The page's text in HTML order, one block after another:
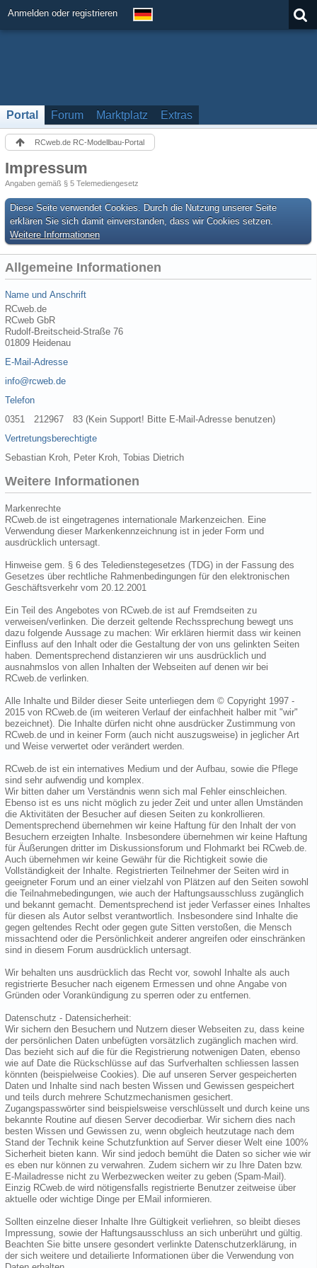
Anmelden oder registrieren
Portal Forum Marktplatz Extras
RCweb.de RC-Modellbau-Portal
Impressum
Angaben gemäß § 5 Telemediengesetz
Diese Seite verwendet Cookies. Durch die Nutzung unserer Seite
erklären Sie sich damit einverstanden, dass wir Cookies setzen.
Weitere Informationen
Allgemeine Informationen
Name und Anschrift
RCweb.de
RCweb GbR
Rudolf-Breitscheid-Straße 76
01809 Heidenau
E-Mail-Adresse
info@rcweb.de
Telefon
0351 212967 83 (Kein Support! Bitte E-Mail-Adresse benutzen)
Vertretungsberechtigte
Sebastian Kroh, Peter Kroh, Tobias Dietrich
Weitere Informationen
Markenrechte
RCweb.de ist eingetragenes internationale Markenzeichen. Eine
Verwendung dieser Markenkennzeichnung ist in jeder Form und
ausdrücklich untersagt.
Hinweise gem. § 6 des Teledienstegesetzes (TDG) in der Fassung des
Gesetzes über rechtliche Rahmenbedingungen für den elektronischen
Geschäftsverkehr vom 20.12.2001
Ein Teil des Angebotes von RCweb.de ist auf Fremdseiten zu
verweisen/verlinken. Die derzeit geltende Rechssprechung bewegt uns
dazu folgende Aussage zu machen: Wir erklären hiermit dass wir keinen
Einfluss auf den Inhalt oder die Gestaltung der von uns gelinkten Seiten
haben. Dementsprechend distanzieren wir uns ausdrücklich und
ausnahmslos von allen Inhalten der Webseiten auf denen wir bei
RCweb.de verlinken.
Alle Inhalte und Bilder dieser Seite unterliegen dem © Copyright 1997 -
2015 von RCweb.de (im weiteren Verlauf der einfachheit halber mit "wir"
bezeichnet). Die Inhalte dürfen nicht ohne ausdrücker Zustimmung von
RCweb.de und in keiner Form (auch nicht auszugsweise) in jeglicher Art
und Weise verwertet oder verändert werden.
RCweb.de ist ein internatives Medium und der Aufbau, sowie die Pflege
sind sehr aufwendig und komplex.
Wir bitten daher um Verständnis wenn sich mal Fehler einschleichen.
Ebenso ist es uns nicht möglich zu jeder Zeit und unter allen Umständen
die Aktivitäten der Besucher auf diesen Seiten zu konkrollieren.
Dementsprechend übernehmen wir keine Haftung für den Inhalt der von
Besuchern erzeigten Inhalte. Insbesondere übernehmen wir keine Haftung
für Äußerungen dritter im Diskussionsforum und Flohmarkt bei RCweb.de.
Auch übernehmen wir keine Gewähr für die Richtigkeit sowie die
Vollständigkeit der Inhalte. Registrierten Teilnehmer der Seiten wird in
geeigneter Forum und an einer vielzahl von Plätzen auf den Seiten sowohl
die Teilnahmebedingungen, wie auch der Haftungsausschluss zugänglich
und bekannt gemacht. Dementsprechend ist jeder Verfasser eines Inhaltes
für diesen als Autor selbst verantwortlich. Insbesondere sind Inhalte die
gegen geltendes Recht oder gegen gute Sitten verstoßen, die Mensch
missachtend oder die Persönlichkeit anderer angreifen oder einschränken
sind in diesem Forum ausdrücklich untersagt.
Wir behalten uns ausdrücklich das Recht vor, sowohl Inhalte als auch
registrierte Besucher nach eigenem Ermessen und ohne Angabe von
Gründen oder Vorankündigung zu sperren oder zu entfernen.
Datenschutz - Datensicherheit:
Wir sichern den Besuchern und Nutzern dieser Webseiten zu, dass keine
der persönlichen Daten unbefügten vorsätzlich zugänglich machen wird.
Das bezieht sich auf die für die Registrierung notwenigen Daten, ebenso
wie auf Date die Rückschlüsse auf das Surfverhalten schliessen lassen
könnten (beispielweise Cookies). Die auf unseren Server gespeicherten
Daten und Inhalte sind nach besten Wissen und Gewissen gespeichert
und teils durch mehrere Schutzmechanismen gesichert.
Zugangspasswörter sind beispielsweise verschlüsselt und durch keine uns
bekannte Routine auf diesen Server decodierbar. Wir sichern dies nach
besten Wissen und Gewissen zu, wenn obgleich heutzutage nach dem
Stand der Technik keine Schutzfunktion auf Server dieser Welt eine 100%
Sicherheit bieten kann. Wir sind jedoch bemüht die Daten so sicher wie wir
es eben nur können zu verwahren. Zudem sichern wir zu Ihre Daten bzw.
E-Mailadresse nicht zu Werbezwecken weiter zu geben (Spam-Mail).
Einzig RCweb.de wird nötigensfalls registrierte Benutzer zeitweise über
aktuelle oder wichtige Dinge per EMail informieren.
Sollten einzelne dieser Inhalte Ihre Gültigkeit verliehren, so bleibt dieses
Impressung, sowie der Haftungsausschluss an sich unberührt und gültig.
Beachten Sie bitte unsere gesondert verlinkte Datenschutzerklärung, in
der sich weitere und detailierte Informationen über die Verwendung von